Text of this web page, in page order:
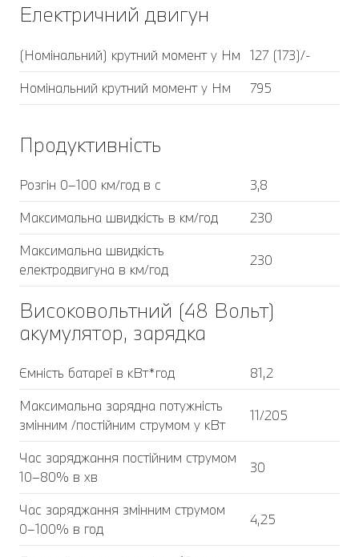
Електричний двигун
(Номінальний) крутний момент у Нм
127 (173)/-
Номінальний крутний момент у Нм
795
Продуктивність
Розгін 0–100 км/год в с
3,8
Максимальна швидкість в км/год
230
Максимальна швидкість
електродвигуна в км/год
230
Високовольтний (48 Вольт)
акумулятор, зарядка
Ємність батареї в кВт*год
81,2
Максимальна зарядна потужність
змінним /постійним струмом у кВт
11/205
Час заряджання постійним струмом
10–80% в хв
30
Час заряджання змінним струмом
0–100% в год
4,25